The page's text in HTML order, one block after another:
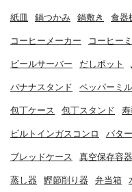
紙皿 鍋つかみ 鍋敷き 食器
コーヒーメーカー コーヒー
ビールサーバー だしポット
バナナスタンド ペッパーミル
包丁ケース 包丁スタンド
ビルトインガスコンロ バタ
ブレッドケース 真空保存容器
蒸し器 鰹節削り器 弁当箱